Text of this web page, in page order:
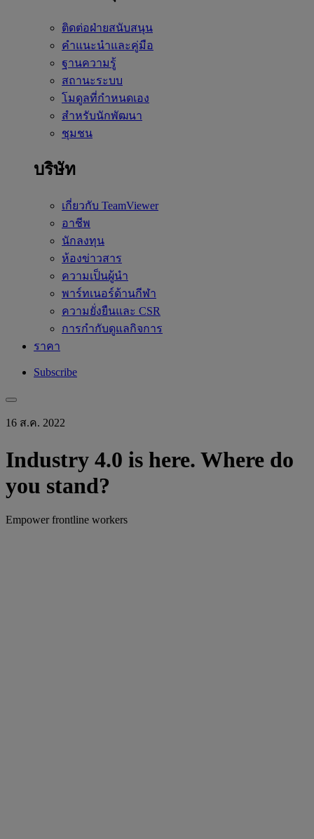
ติดต่อฝ่ายสนับสนุน
คำแนะนำและคู่มือ
ฐานความรู้
สถานะระบบ
โมดูลที่กำหนดเอง
สำหรับนักพัฒนา
ชุมชน
บริษัท
เกี่ยวกับ TeamViewer
อาชีพ
นักลงทุน
ห้องข่าวสาร
ความเป็นผู้นำ
พาร์ทเนอร์ด้านกีฬา
ความยั่งยืนและ CSR
การกำกับดูแลกิจการ
ราคา
Subscribe
16 ส.ค. 2022
Industry 4.0 is here. Where do
you stand?
Empower frontline workers